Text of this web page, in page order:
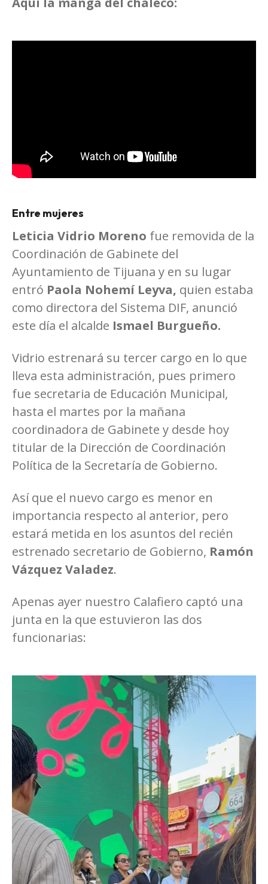
Entre mujeres
Leticia Vidrio Moreno fue removida de la
Coordinación de Gabinete del
Ayuntamiento de Tijuana y en su lugar
entró Paola Nohemí Leyva, quien estaba
como directora del Sistema DIF, anunció
este día el alcalde Ismael Burgueño.
Vidrio estrenará su tercer cargo en lo que
lleva esta administración, pues primero
fue secretaria de Educación Municipal,
hasta el martes por la mañana
coordinadora de Gabinete y desde hoy
titular de la Dirección de Coordinación
Política de la Secretaría de Gobierno.
Así que el nuevo cargo es menor en
importancia respecto al anterior, pero
estará metida en los asuntos del recién
estrenado secretario de Gobierno, Ramón
Vázquez Valadez.
Apenas ayer nuestro Calafiero captó una
junta en la que estuvieron las dos
funcionarias: